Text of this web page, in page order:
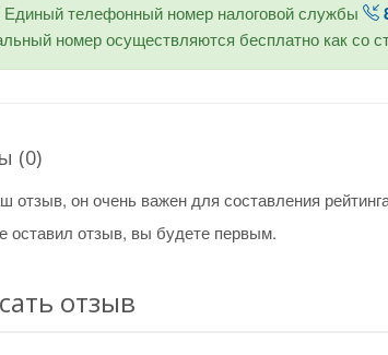
Единый телефонный номер налоговой службы
номер осуществляются бесплатно как со
(0)
отзыв, он очень важен для составления
оставил отзыв, вы будете первым.
отзыв